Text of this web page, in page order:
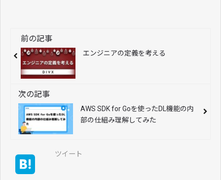
前の記事
エンジニアの定義を考える
次の記事
AWS SDK for Goを使ったDL機能の内
部の仕組み理解してみた
ツイート